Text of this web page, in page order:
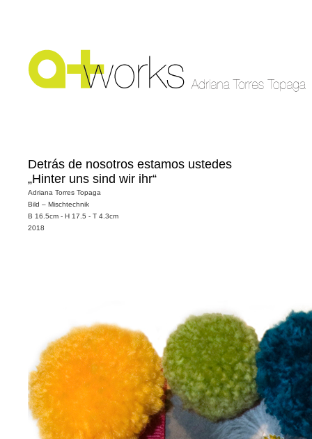
Detrás de nosotros estamos ustedes
„Hinter uns sind wir ihr“
Adriana Torres Topaga
Bild – Mischtechnik
B 16.5cm - H 17.5 - T 4.3cm
2018